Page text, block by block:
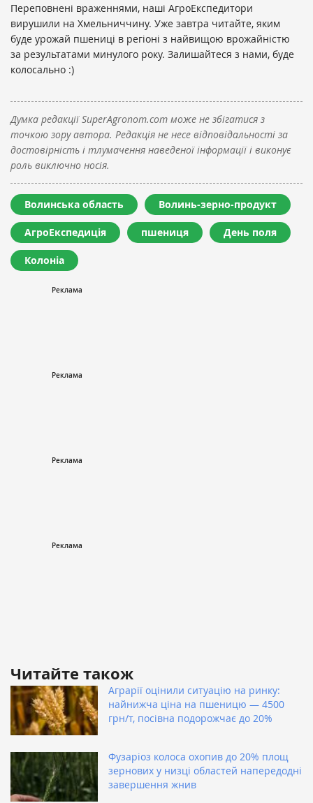
Переповнені враженнями, наші АгроЕкспедитори
вирушили на Хмельниччину. Уже завтра читайте, яким
буде урожай пшениці в регіоні з найвищою врожайністю
за результатами минулого року. Залишайтеся з нами, буде
колосально :)
Думка редакції SuperAgronom.com може не збігатися з
точкою зору автора. Редакція не несе відповідальності за
достовірність і тлумачення наведеної інформації і виконує
роль виключно носія.
Волинська область Волинь-зерно-продукт
АгроЕкспедиція пшениця День поля
Колоніа
Читайте також
Аграрії оцінили ситуацію на ринку:
найнижча ціна на пшеницю — 4500
грн/т, посівна подорожчає до 20%
Фузаріоз колоса охопив до 20% площ
зернових у низці областей напередодні
завершення жнив